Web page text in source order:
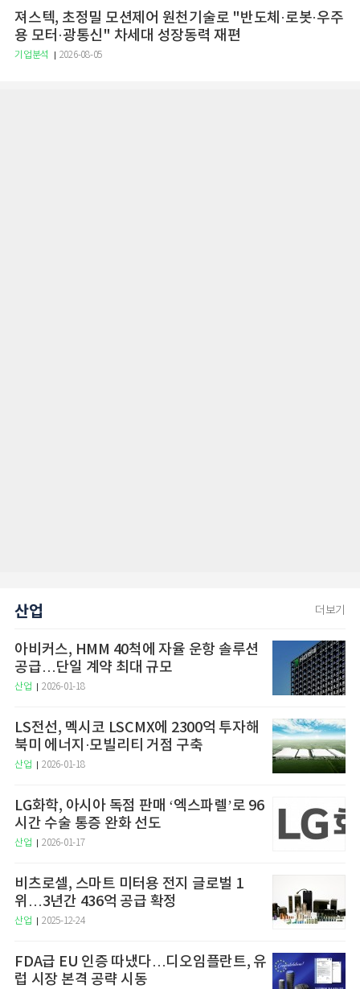
져스텍, 초정밀 모션제어 원천기술로 "반도체·로봇·우주
용 모터·광통신" 차세대 성장동력 재편
기업분석 2026-08-05
산업 더보기
아비커스, HMM 40척에 자율 운항 솔루션
공급…단일 계약 최대 규모
산업 2026-01-18
LS전선, 멕시코 LSCMX에 2300억 투자해
북미 에너지·모빌리티 거점 구축
산업 2026-01-18
LG화학, 아시아 독점 판매 ‘엑스파렐’로 96
시간 수술 통증 완화 선도
산업 2026-01-17
비츠로셀, 스마트 미터용 전지 글로벌 1
위…3년간 436억 공급 확정
산업 2025-12-24
FDA급 EU 인증 따냈다…디오임플란트, 유
럽 시장 본격 공략 시동